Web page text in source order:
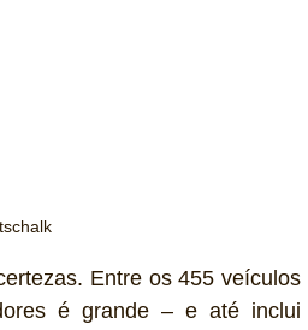
Entre os 455 veículos
é grande – e até inclui